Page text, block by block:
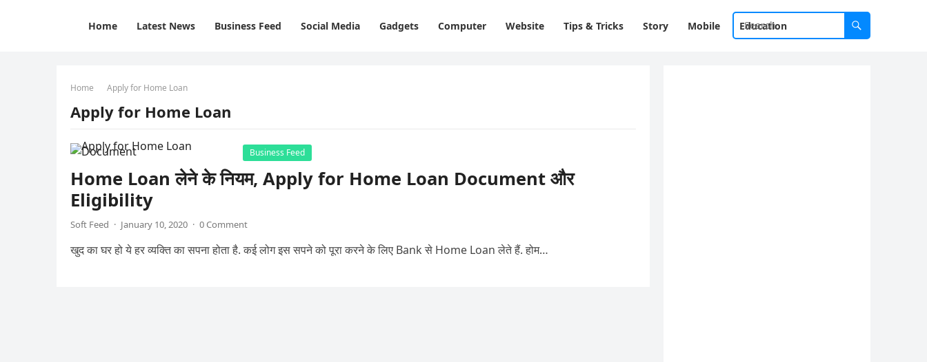
Home Latest News Business Feed Social Media Gadgets Computer Website Tips & Tricks Story Mobile Education
Home Apply for Home Loan
Apply for Home Loan
Business Feed
Home Loan लेने के नियम, Apply for Home Loan Document और
Eligibility
Soft Feed · January 10, 2020 · 0 Comment
खुद का घर हो ये हर व्यक्ति का सपना होता है. कई लोग इस सपने को पूरा करने के लिए Bank से Home Loan लेते हैं. होम…